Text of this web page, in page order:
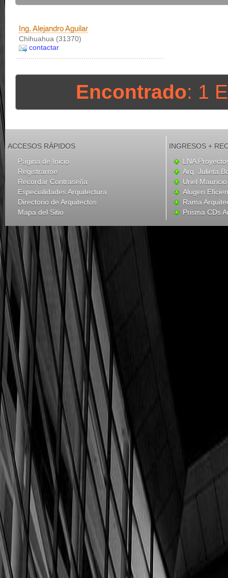
Ing. Alejandro Aguilar
Chihuahua (31370)
contactar
Encontrado: 1
ACCESOS RÁPIDOS
Página de Inicio
Registrarme
Recordar Contraseña
Especialidades Arquitectura
Directorio de Arquitectos
Mapa del Sitio
INGRESOS +
LNA
Arq. Julieta
Uriel
Alugen
Rama
Prisma CDs